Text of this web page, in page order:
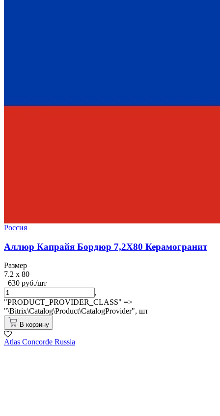
Россия
Аллюр Капрайя Бордюр 7,2X80 Керамогранит
Размер
7.2 x 80
630 руб./шт
,
"PRODUCT_PROVIDER_CLASS" =>
"\Bitrix\Catalog\Product\CatalogProvider", шт
В корзину
Atlas Concorde Russia